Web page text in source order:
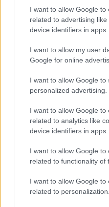
I want to allow Google to
related to advertising
device identifiers in apps.
I want to allow my user
Google for online
I want to allow Google to
personalized advertising.
I want to allow Google to
related to analytics like
device identifiers in apps.
I want to allow Google to
related to functionality of
I want to allow Google to
related to personalization.
Dalla centrale operativa
sanità fuori dall’ospedale
Matteo Pellegrino · 8 Ago 2026